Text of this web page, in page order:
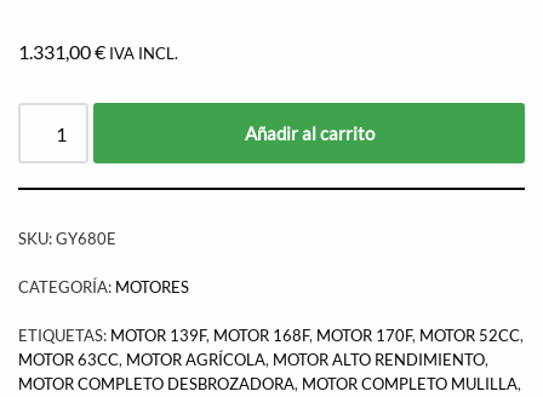
1.331,00€ IVA INCL.
Añadir al carrito
SKU:GY680E
CATEGORÍA: MOTORES
ETIQUETAS: MOTOR 139F, MOTOR 168F, MOTOR 170F, MOTOR 52CC,
MOTOR 63CC, MOTOR AGRÍCOLA, MOTOR ALTO RENDIMIENTO,
MOTOR COMPLETO DESBROZADORA, MOTOR COMPLETO MULILLA,